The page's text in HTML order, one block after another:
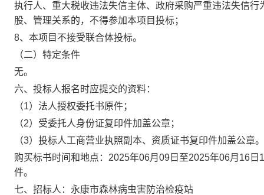
执行人、重大税收违法失信主体、政府采购严重违法失信
股、管理关系的，不得参加本项目投标；
8、本项目不接受联合体投标。
（二）特定条件
无。
六、投标人报名时应提交的资料：
（1）法人授权委托书原件；
（2）受委托人身份证复印件加盖公章；
（3）投标人工商营业执照副本、资质证书复印件加盖公章。
购买标书时间和地点： 2025年06月09日至2025年06月16日
件。
七、招标人： 永康市森林病虫害防治检疫站